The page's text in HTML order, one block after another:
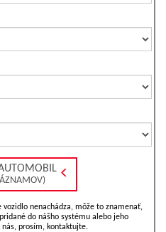
vozidlo nenachádza, môže to znamenať,
do nášho systému alebo jeho
nás, prosím, kontaktujte.